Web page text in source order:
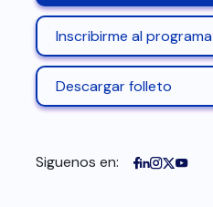
Inscribirme al programa
Descargar folleto
Siguenos en: